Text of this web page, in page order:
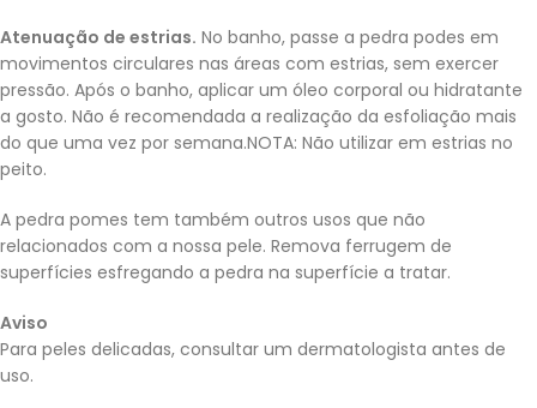
Atenuação de estrias. No banho, passe a pedra podes em
movimentos circulares nas áreas com estrias, sem exercer
pressão. Após o banho, aplicar um óleo corporal ou hidratante
a gosto. Não é recomendada a realização da esfoliação mais
do que uma vez por semana.NOTA: Não utilizar em estrias no
peito.
A pedra pomes tem também outros usos que não
relacionados com a nossa pele. Remova ferrugem de
superfícies esfregando a pedra na superfície a tratar.
Aviso
Para peles delicadas, consultar um dermatologista antes de
uso.